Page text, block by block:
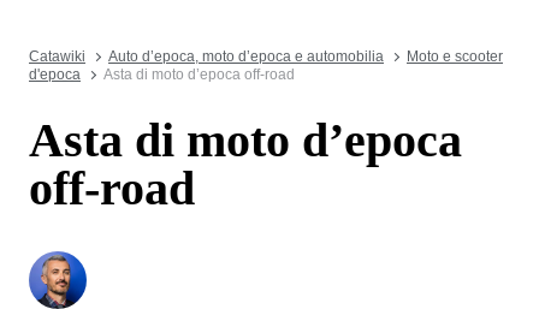
Catawiki Auto d’epoca, moto d’epoca e automobilia
Moto e scooter
d'epoca
Asta di moto d’epoca off-road
Asta di moto d’epoca
off-road